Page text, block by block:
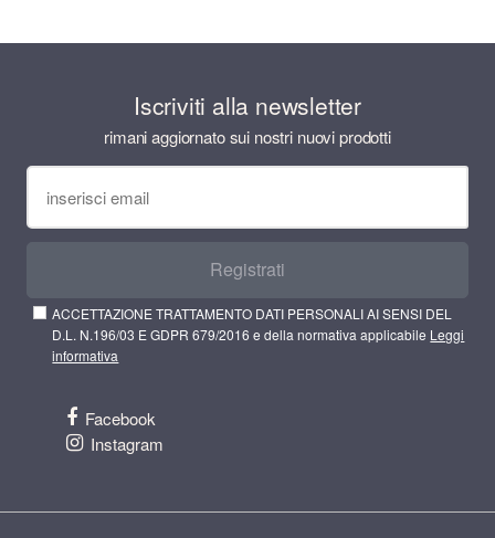
Iscriviti alla newsletter
rimani aggiornato sui nostri nuovi prodotti
Registrati
ACCETTAZIONE TRATTAMENTO DATI PERSONALI AI SENSI DEL
D.L. N.196/03 E GDPR 679/2016 e della normativa applicabile Leggi
informativa
Facebook
Instagram